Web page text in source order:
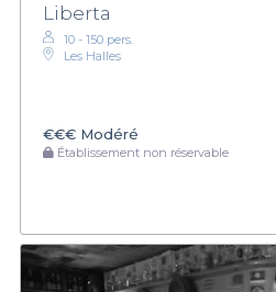
Liberta
10 - 150 pers.
Les Halles
€€€ Modéré
Établissement non réservable